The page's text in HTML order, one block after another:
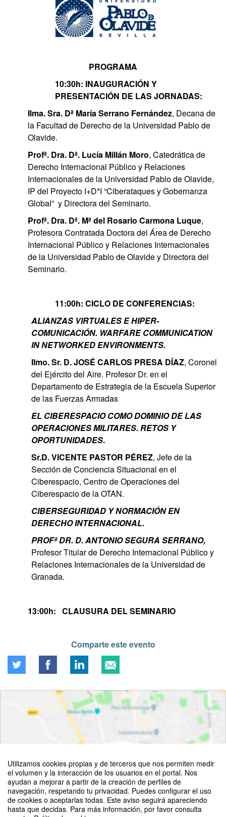
Utilizamos cookies propias y de terceros que nos permiten medir
el volumen y la interacción de los usuarios en el portal. Nos
ayudan a mejorar a partir de la creación de perfiles de
navegación, respetando tu privacidad. Puedes configurar el uso
de cookies o aceptarlas todas. Este aviso seguirá apareciendo
hasta que decidas. Para más información, por favor consulta
PROGRAMA
10:30h: INAUGURACIÓN Y
PRESENTACIÓN DE LAS JORNADAS:
Ilma. Sra. Dª María Serrano Fernández, Decana de
la Facultad de Derecho de la Universidad Pablo de
Olavide.
Profª. Dra. Dª. Lucía Millán Moro, Catedrática de
Derecho Internacional Público y Relaciones
Internacionales de la Universidad Pablo de Olavide,
IP del Proyecto I+D*I “Ciberataques y Gobernanza
Global” y Directora del Seminario.
Profª. Dra. Dª. Mª del Rosario Carmona Luque,
Profesora Contratada Doctora del Área de Derecho
Internacional Público y Relaciones Internacionales
de la Universidad Pablo de Olavide y Directora del
Seminario.
11:00h: CICLO DE CONFERENCIAS:
ALIANZAS VIRTUALES E HIPER-
COMUNICACIÓN. WARFARE COMMUNICATION
IN NETWORKED ENVIRONMENTS.
Ilmo. Sr. D. JOSÉ CARLOS PRESA DÍAZ, Coronel
del Ejército del Aire. Profesor Dr. en el
Departamento de Estrategia de la Escuela Superior
de las Fuerzas Armadas
EL CIBERESPACIO COMO DOMINIO DE LAS
OPERACIONES MILITARES. RETOS Y
OPORTUNIDADES.
Sr.D. VICENTE PASTOR PÉREZ, Jefe de la
Sección de Conciencia Situacional en el
Ciberespacio, Centro de Operaciones del
Ciberespacio de la OTAN.
CIBERSEGURIDAD Y NORMACIÓN EN
DERECHO INTERNACIONAL.
PROFª DR. D. ANTONIO SEGURA SERRANO,
Profesor Titular de Derecho Internacional Público y
Relaciones Internacionales de la Universidad de
Granada.
13:00h: CLAUSURA DEL SEMINARIO
Comparte este evento
Ver mapa